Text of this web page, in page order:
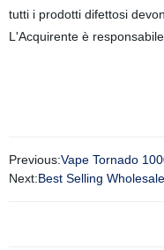
tutti i prodotti difettosi
L'Acquirente è
Previous:Vape Tornado
Next:Best Selling